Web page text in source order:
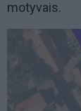
motyvais.